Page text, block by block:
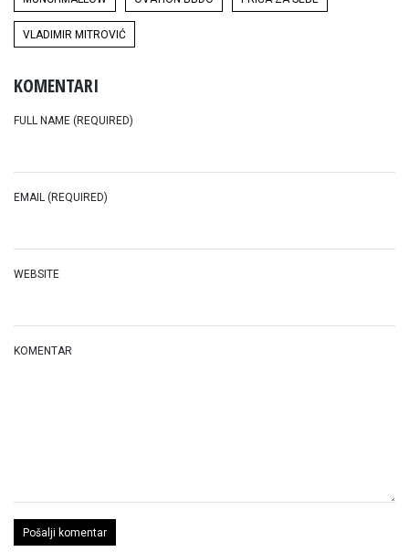
VLADIMIR MITROVIĆ
KOMENTARI
FULL NAME (REQUIRED)
EMAIL (REQUIRED)
WEBSITE
KOMENTAR